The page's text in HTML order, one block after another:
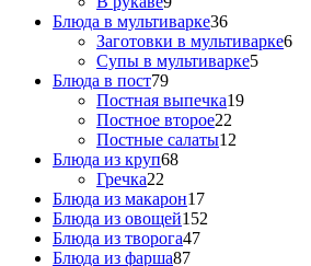
Блюда в мультиварке36
Заготовки в мультиварке6
Супы в мультиварке5
Блюда в пост79
Постная выпечка19
Постное второе22
Постные салаты12
Блюда из круп68
Гречка22
Блюда из макарон17
Блюда из овощей152
Блюда из творога47
Блюда из фарша87